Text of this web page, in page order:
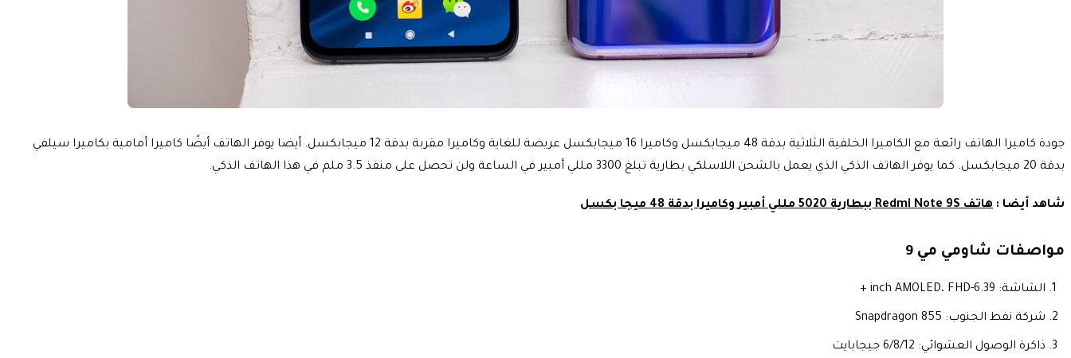
جودة كاميرا الهاتف رائعة مع الكاميرا الخلفية الثلاثية بدقة 48 ميجابكسل وكاميرا 16 ميجابكسل عريضة للغاية وكاميرا مقربة بدقة 12 ميجابكسل. أيضا يوفر الهاتف أيضًا كاميرا أمامية بكاميرا سيلفي
بدقة 20 ميجابكسل. كما يوفر الهاتف الذكي الذي يعمل بالشحن اللاسلكي بطارية تبلغ 3300 مللي أمبير في الساعة ولن تحصل على منفذ 3.5 ملم في هذا الهاتف الذكي.
شاهد أيضا : هاتف Redmi Note 9S ببطارية 5020 مللي أمبير وكاميرا بدقة 48 ميجا بكسل
مواصفات شاومي مي 9
الشاشة: 6.39-inch AMOLED، FHD +
شركة نفط الجنوب: Snapdragon 855
ذاكرة الوصول العشوائي: 6/8/12 جيجابايت